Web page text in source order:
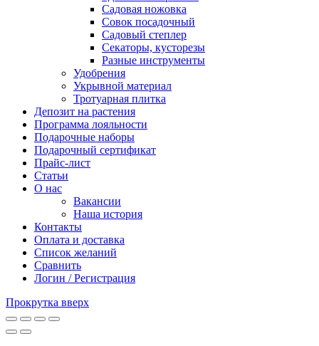
Садовая ножовка
Совок посадочный
Садовый степлер
Секаторы, кусторезы
Разные инструменты
Удобрения
Укрывной материал
Тротуарная плитка
Депозит на растения
Программа лояльности
Подарочные наборы
Подарочный сертификат
Прайс-лист
Статьи
О нас
Вакансии
Наша история
Контакты
Оплата и доставка
Список желаний
Сравнить
Логин / Регистрация
Прокрутка вверх